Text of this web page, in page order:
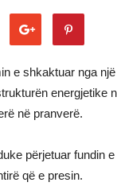
e shkaktuar nga
energjetike
në pranverë.
përjetuar fundin
që e presin.